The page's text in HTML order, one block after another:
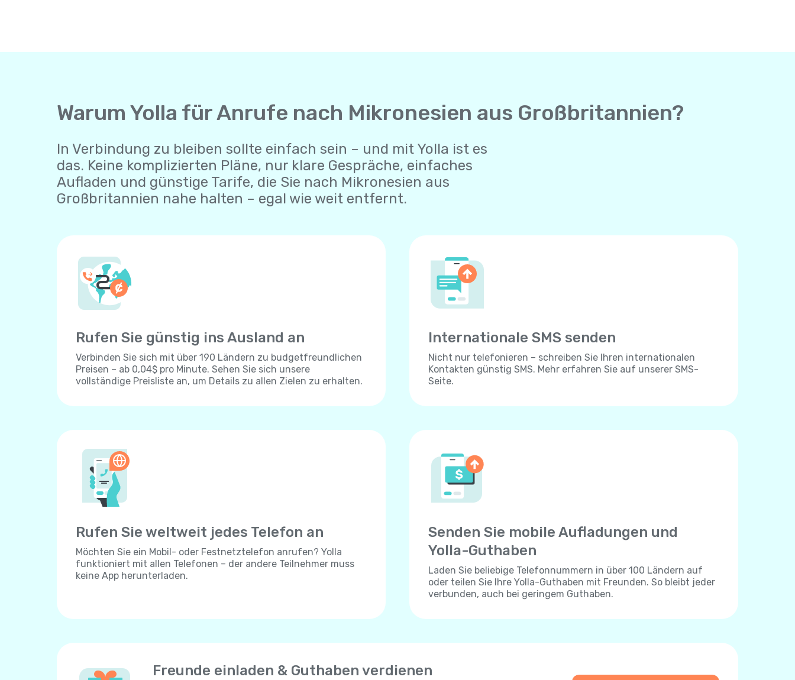
Warum Yolla für Anrufe nach Mikronesien aus Großbritannien?
In Verbindung zu bleiben sollte einfach sein – und mit Yolla ist es
das. Keine komplizierten Pläne, nur klare Gespräche, einfaches
Aufladen und günstige Tarife, die Sie nach Mikronesien aus
Großbritannien nahe halten – egal wie weit entfernt.
Rufen Sie günstig ins Ausland an
Verbinden Sie sich mit über 190 Ländern zu budgetfreundlichen
Preisen – ab 0,04$ pro Minute. Sehen Sie sich unsere
vollständige Preisliste an, um Details zu allen Zielen zu erhalten.
Internationale SMS senden
Nicht nur telefonieren – schreiben Sie Ihren internationalen
Kontakten günstig SMS. Mehr erfahren Sie auf unserer SMS-
Seite.
Rufen Sie weltweit jedes Telefon an
Möchten Sie ein Mobil- oder Festnetztelefon anrufen? Yolla
funktioniert mit allen Telefonen – der andere Teilnehmer muss
keine App herunterladen.
Senden Sie mobile Aufladungen und
Yolla-Guthaben
Laden Sie beliebige Telefonnummern in über 100 Ländern auf
oder teilen Sie Ihre Yolla-Guthaben mit Freunden. So bleibt jeder
verbunden, auch bei geringem Guthaben.
Freunde einladen & Guthaben verdienen